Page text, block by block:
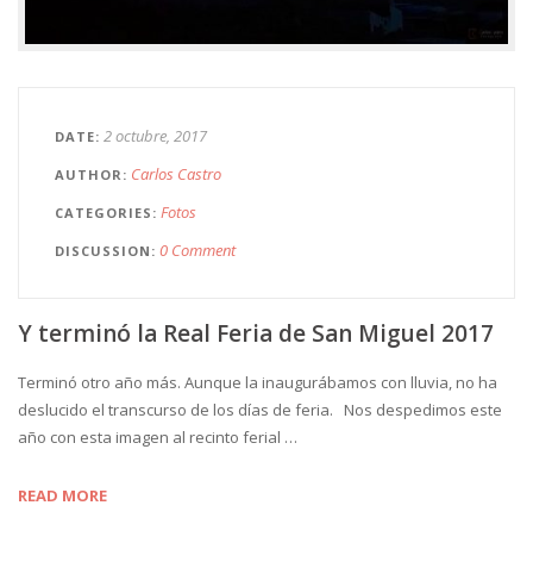
DATE 2 octubre, 2017
AUTHOR Carlos Castro
CATEGORIES Fotos
DISCUSSION 0 Comment
Y terminó la Real Feria de San Miguel 2017
Terminó otro año más. Aunque la inaugurábamos con lluvia, no ha
deslucido el transcurso de los días de feria. Nos despedimos este
año con esta imagen al recinto ferial …
READ MORE